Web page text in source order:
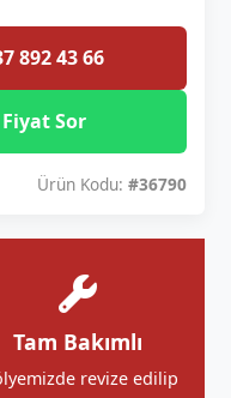
892 43 66
Sor
Ürün Kodu: #36790
Tam Bakımlı
revize edilip